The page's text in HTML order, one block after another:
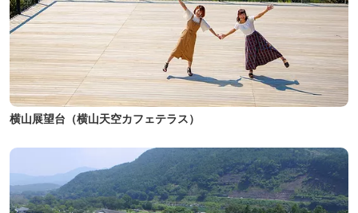
横山展望台（横山天空カフェテラス）